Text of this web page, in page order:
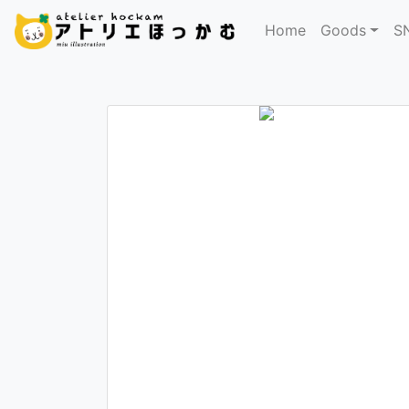
Home Goods